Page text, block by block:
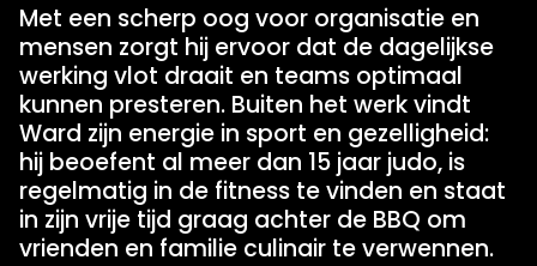
Met een scherp oog voor organisatie en
mensen zorgt hij ervoor dat de dagelijkse
werking vlot draait en teams optimaal
kunnen presteren. Buiten het werk vindt
Ward zijn energie in sport en gezelligheid:
hij beoefent al meer dan 15 jaar judo, is
regelmatig in de fitness te vinden en staat
in zijn vrije tijd graag achter de BBQ om
vrienden en familie culinair te verwennen.